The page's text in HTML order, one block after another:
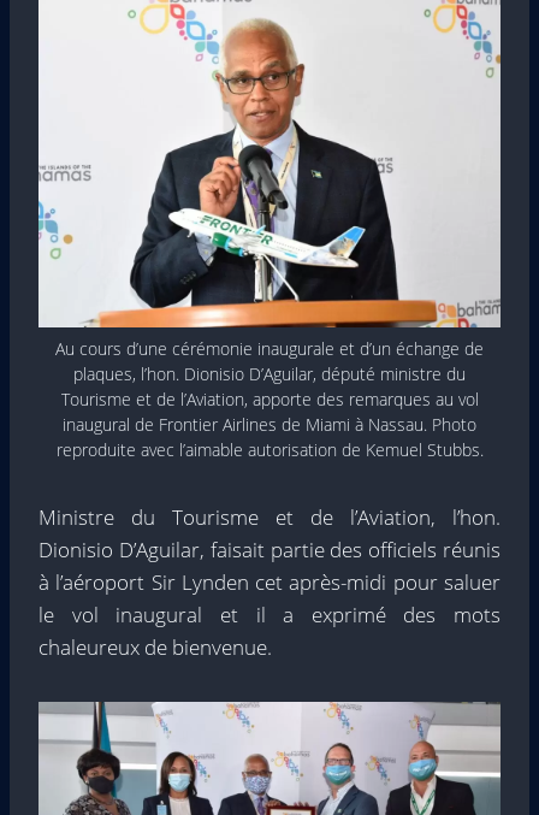
Au cours d’une cérémonie inaugurale et d’un échange de
plaques, l’hon. Dionisio D’Aguilar, député ministre du
Tourisme et de l’Aviation, apporte des remarques au vol
inaugural de Frontier Airlines de Miami à Nassau. Photo
reproduite avec l’aimable autorisation de Kemuel Stubbs.
Ministre du Tourisme et de l’Aviation, l’hon.
Dionisio D’Aguilar, faisait partie des officiels réunis
à l’aéroport Sir Lynden cet après-midi pour saluer
le vol inaugural et il a exprimé des mots
chaleureux de bienvenue.